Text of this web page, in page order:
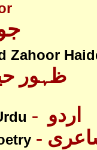
Zahoor
ظہور